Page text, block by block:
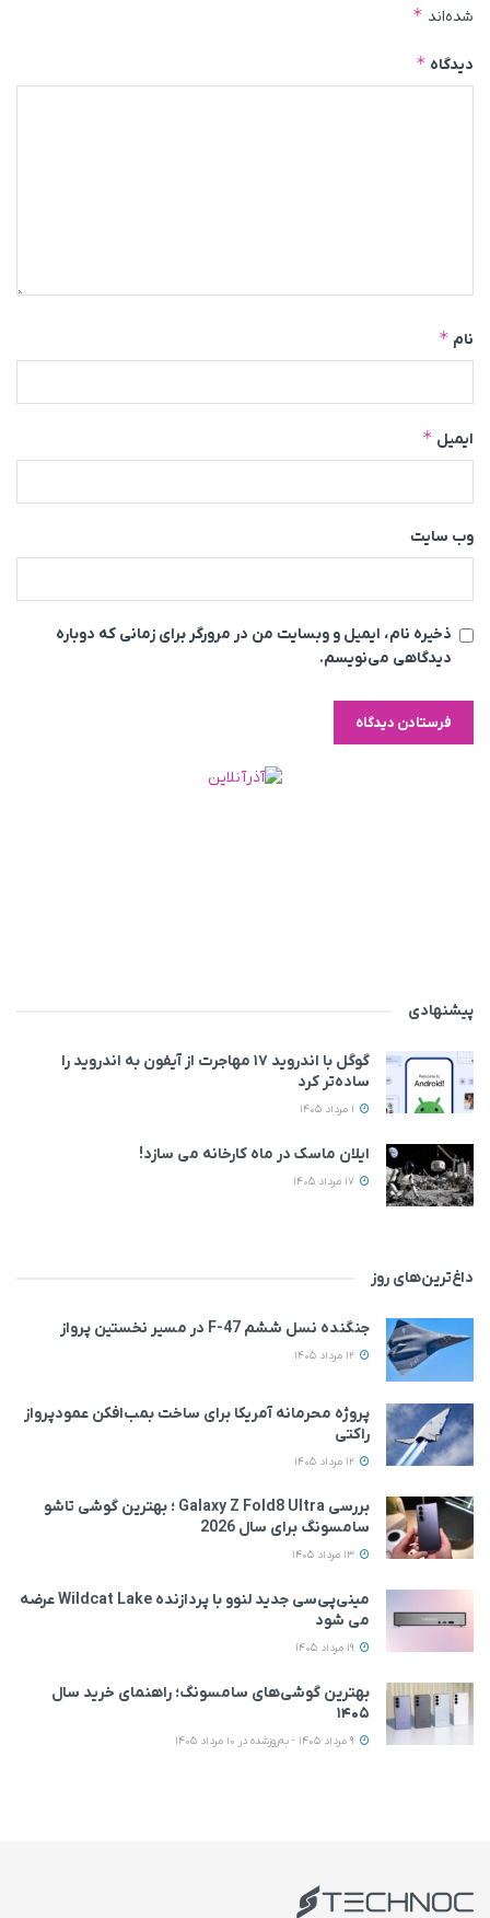
شده‌اند *
دیدگاه *
نام *
ایمیل *
وب‌ سایت
ذخیره نام، ایمیل و وبسایت من در مرورگر برای زمانی که دوباره
دیدگاهی می‌نویسم.
پیشنهادی
گوگل با اندروید ۱۷ مهاجرت از آیفون به اندروید را
ساده‌تر کرد
ایلان ماسک در ماه کارخانه می سازد!
داغ‌ترین‌های روز
جنگنده نسل ششم F-47 در مسیر نخستین پرواز
پروژه محرمانه آمریکا برای ساخت بمب‌افکن عمودپرواز
راکتی
بررسی Galaxy Z Fold8 Ultra ؛ بهترین گوشی تاشو
سامسونگ برای سال 2026
مینی‌پی‌سی جدید لنوو با پردازنده Wildcat Lake عرضه
می‌ شود
بهترین گوشی‌های سامسونگ؛ راهنمای خرید سال
۱۴۰۵